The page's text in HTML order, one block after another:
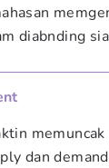
diabnding
dan